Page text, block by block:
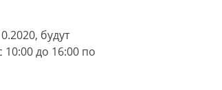
будут
до 16:00 по